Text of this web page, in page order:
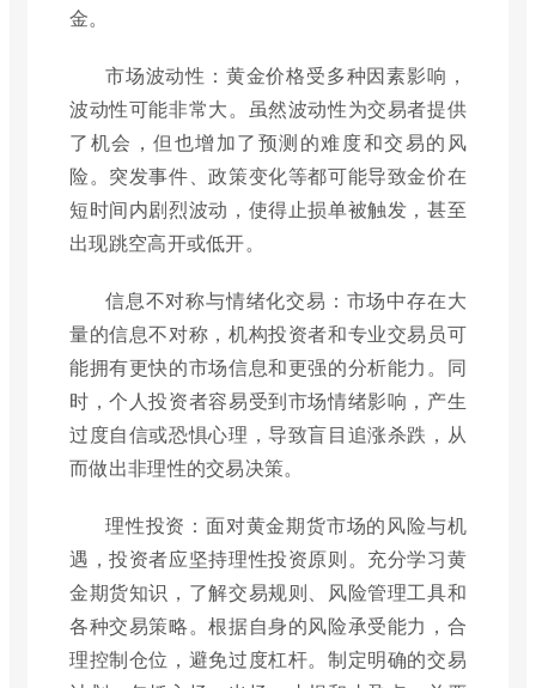
金。
市场波动性：黄金价格受多种因素影响，
波动性可能非常大。虽然波动性为交易者提供
了机会，但也增加了预测的难度和交易的风
险。突发事件、政策变化等都可能导致金价在
短时间内剧烈波动，使得止损单被触发，甚至
出现跳空高开或低开。
信息不对称与情绪化交易：市场中存在大
量的信息不对称，机构投资者和专业交易员可
能拥有更快的市场信息和更强的分析能力。同
时，个人投资者容易受到市场情绪影响，产生
过度自信或恐惧心理，导致盲目追涨杀跌，从
而做出非理性的交易决策。
理性投资：面对黄金期货市场的风险与机
遇，投资者应坚持理性投资原则。充分学习黄
金期货知识，了解交易规则、风险管理工具和
各种交易策略。根据自身的风险承受能力，合
理控制仓位，避免过度杠杆。制定明确的交易